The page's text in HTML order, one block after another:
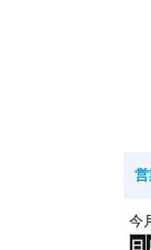
今
日